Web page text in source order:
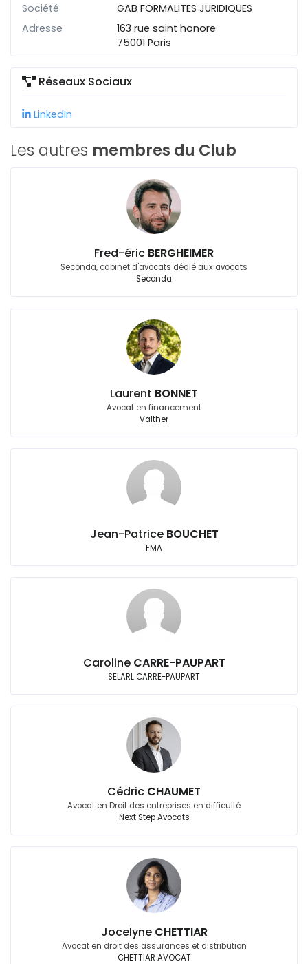
Société
GAB FORMALITES JURIDIQUES
Adresse
163 rue saint honore
75001 Paris
Réseaux Sociaux
LinkedIn
Les autres membres du Club
Fred-éric BERGHEIMER
Seconda, cabinet d'avocats dédié aux avocats
Seconda
Laurent BONNET
Avocat en financement
Valther
Jean-Patrice BOUCHET
FMA
Caroline CARRE-PAUPART
SELARL CARRE-PAUPART
Cédric CHAUMET
Avocat en Droit des entreprises en difficulté
Next Step Avocats
Jocelyne CHETTIAR
Avocat en droit des assurances et distribution
CHETTIAR AVOCAT